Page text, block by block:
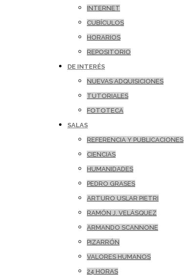
INTERNET
CUBÍCULOS
HORARIOS
REPOSITORIO
DE INTERÉS
NUEVAS ADQUISICIONES
TUTORIALES
FOTOTECA
SALAS
REFERENCIA Y PUBLICACIONES
CIENCIAS
HUMANIDADES
PEDRO GRASES
ARTURO USLAR PIETRI
RAMÓN J. VELÁSQUEZ
ARMANDO SCANNONE
PIZARRÓN
VALORES HUMANOS
24 HORAS